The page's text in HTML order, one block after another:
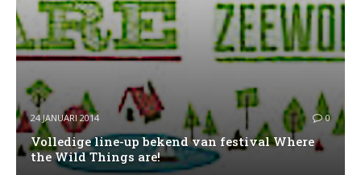
24 JANUARI 2014 0
Volledige line-up bekend van festival Where
the Wild Things are!